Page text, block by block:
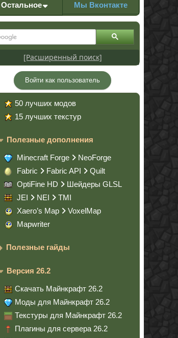
Остальное Мы Вконтакте
[Расширенный поиск]
Войти как пользователь
50 лучших модов
15 лучших текстур
Полезные дополнения
Minecraft Forge
NeoForge
Fabric
Fabric API
Quilt
OptiFine HD
Шейдеры GLSL
JEI
NEI
TMI
Xaero’s Map
VoxelMap
Mapwriter
Полезные гайды
Версия 26.2
Скачать Майнкрафт 26.2
Моды для Майнкрафт 26.2
Текстуры для Майнкрафт 26.2
Плагины для сервера 26.2